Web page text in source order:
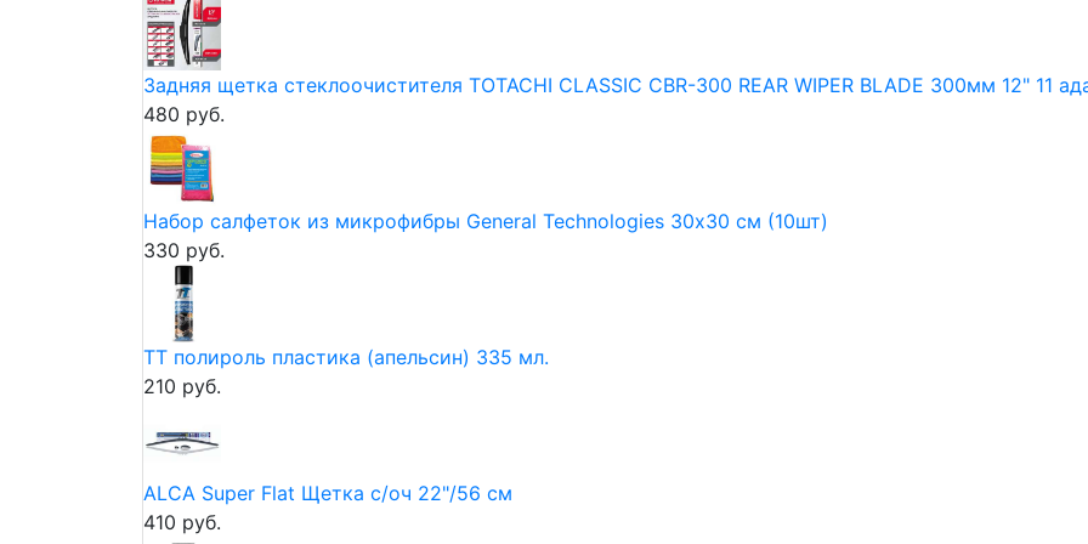
Задняя щетка стеклоочистителя TOTACHI CLASSIC CBR-300 REAR WIPER BLADE 300мм 12" 11
480 руб.
Набор салфеток из микрофибры General Technologies 30х30 см (10шт)
330 руб.
ТТ полироль пластика (апельсин) 335 мл.
210 руб.
ALCA Super Flat Щетка с/оч 22"/56 см
410 руб.